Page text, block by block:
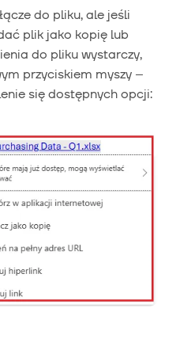
do pliku, ale jeśli
plik jako kopię lub
do pliku wystarczy,
przyciskiem myszy –
się dostępnych opcji: